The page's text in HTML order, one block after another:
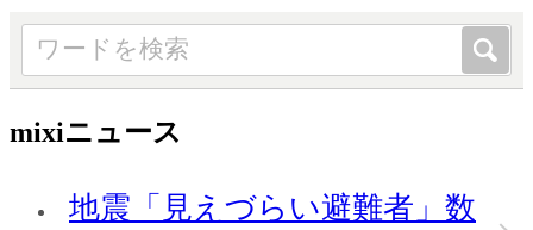
mixiニュース
地震「見えづらい避難者」数